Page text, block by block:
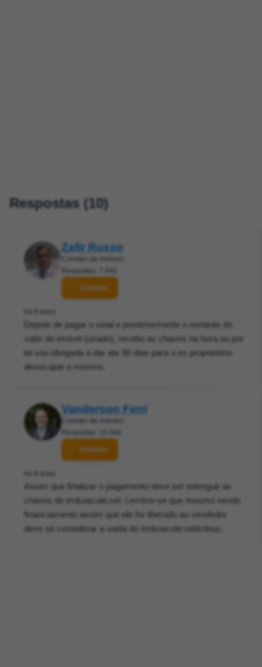
Respostas (10)
Zafir Russo
Corretor de imóveis
Respostas: 7.840
Contatar
há 6 anos
Depois de pagar o sinal e posteriormente o restante do
valor do imóvel (usado), recebo as chaves na hora ou por
lei sou obrigada a dar ate 90 dias para o ex proprietário
desocupar o mesmo.
Vanderson Ferri
Corretor de imóveis
Respostas: 10.068
Contatar
há 6 anos
Assim que finalizar o pagamento deve ser entregue as
chaves do im&oacute;vel. Lembre-se que mesmo sendo
financiamento assim que ele for liberado ao vendedor
deve se considerar a saida do im&oacute;vel&nbsp;